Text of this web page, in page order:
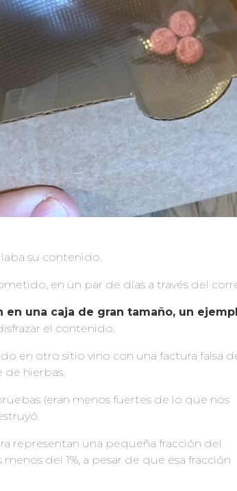
su contenido.
en un par de días a través del
una caja de gran tamaño, un
el contenido.
en otro sitio vino con una factura falsa
de hierbas.
(eran menos fuertes de lo que nos
representan una pequeña fracción del
del 1%, a pesar de que esa fracción